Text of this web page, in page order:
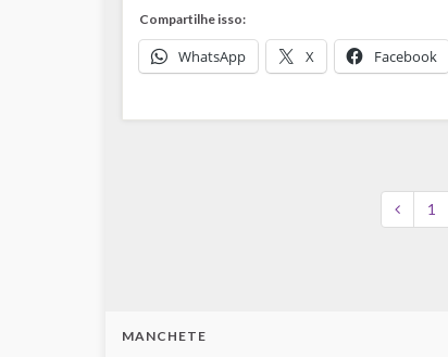
Compartilhe isso:
WhatsApp X Facebook
1
MANCHETE